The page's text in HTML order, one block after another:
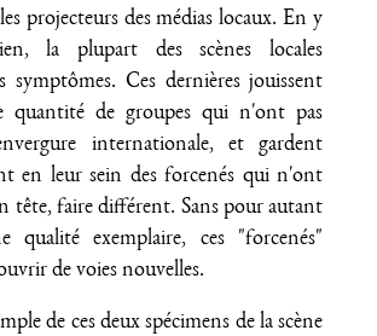
projecteurs des médias locaux. En y
la plupart des scènes locales
symptômes. Ces dernières jouissent
quantité de groupes qui n'ont pas
internationale, et gardent
en leur sein des forcenés qui n'ont
tête, faire différent. Sans pour autant
qualité exemplaire, ces "forcenés"
de voies nouvelles.
de ces deux spécimens de la scène